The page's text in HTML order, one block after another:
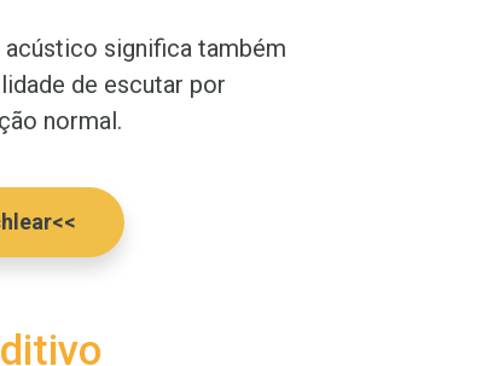
significa também
de escutar por
normal.